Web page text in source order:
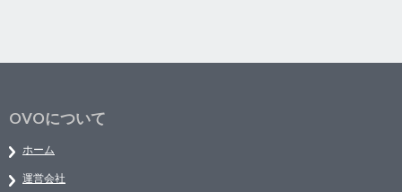
OVOについて
ホーム
運営会社